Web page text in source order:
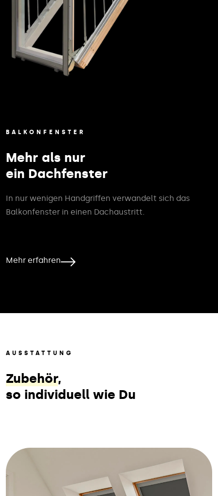
BALKONFENSTER
Mehr als nur
ein Dachfenster
In nur wenigen Handgriffen verwandelt sich das
Balkonfenster in einen Dachaustritt.
Mehr erfahren
AUSSTATTUNG
Zubehör,
so individuell wie Du